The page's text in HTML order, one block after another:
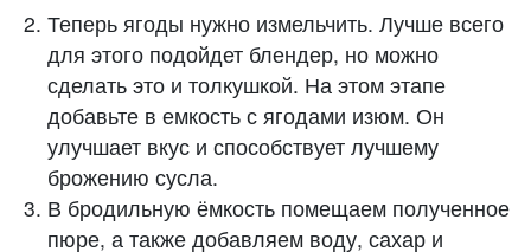
Теперь ягоды нужно измельчить. Лучше всего
для этого подойдет блендер, но можно
сделать это и толкушкой. На этом этапе
добавьте в емкость с ягодами изюм. Он
улучшает вкус и способствует лучшему
брожению сусла.
В бродильную ёмкость помещаем полученное
пюре, а также добавляем воду, сахар и